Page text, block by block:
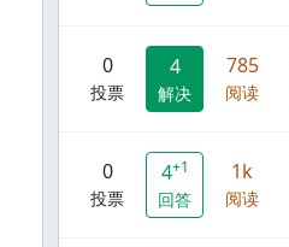
0
投票
4
解决
785
阅读
0
投票
4+1
回答
1k
阅读